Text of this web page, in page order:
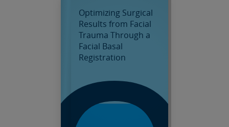
Optimizing Surgical
Results from Facial
Trauma Through a
Facial Basal
Registration